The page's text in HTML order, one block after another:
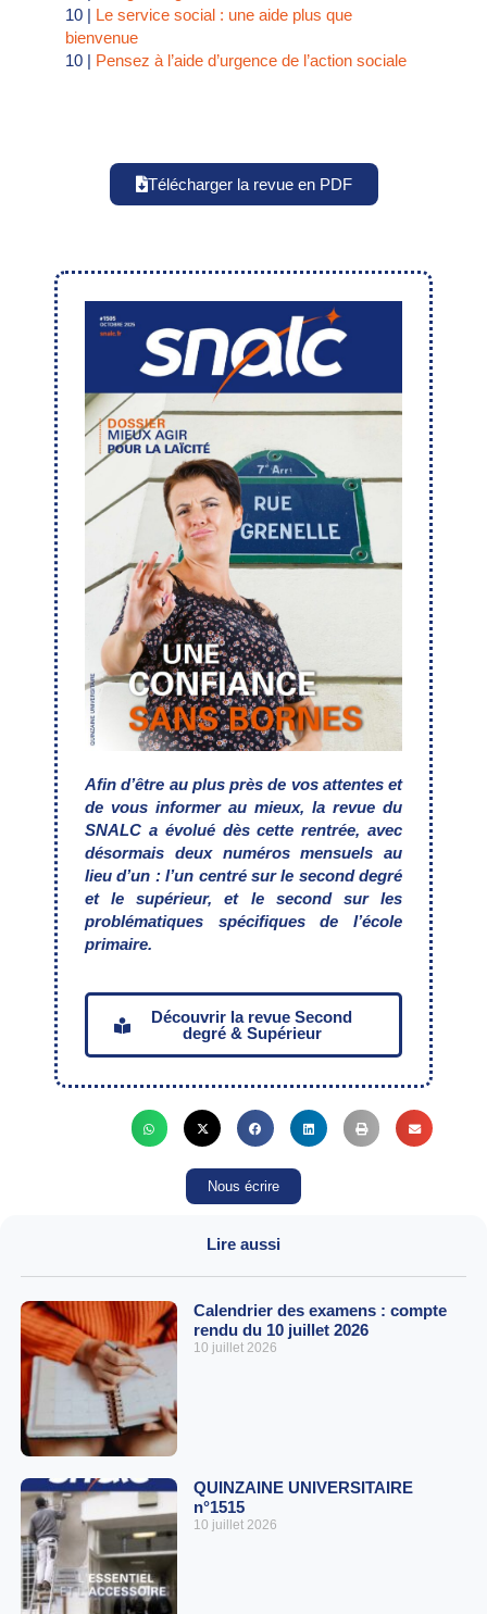
10 | Le service social : une aide plus que
bienvenue
10 | Pensez à l’aide d’urgence de l’action sociale
Télécharger la revue en PDF
Afin d’être au plus près de vos attentes et
de vous informer au mieux, la revue du
SNALC a évolué dès cette rentrée, avec
désormais deux numéros mensuels au
lieu d’un :l’un centré sur le second degré
et le supérieur,et le second sur les
problématiques spécifiques de l’école
primaire.
Découvrir la revue Second
degré & Supérieur
Nous écrire
Lire aussi
Calendrier des examens : compte
rendu du 10 juillet 2026
10 juillet 2026
QUINZAINE UNIVERSITAIRE
n°1515
10 juillet 2026